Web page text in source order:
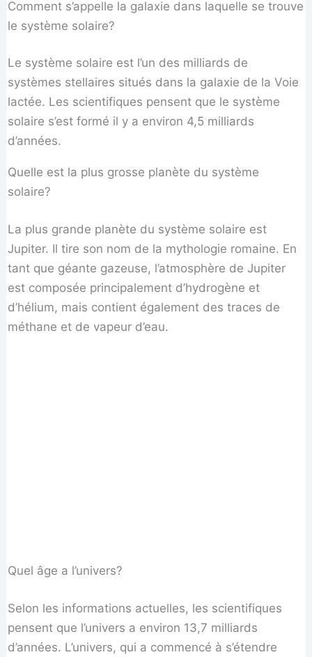
Comment s’appelle la galaxie dans laquelle se trouve
le système solaire?
Le système solaire est l’un des milliards de
systèmes stellaires situés dans la galaxie de la Voie
lactée. Les scientifiques pensent que le système
solaire s’est formé il y a environ 4,5 milliards
d’années.
Quelle est la plus grosse planète du système
solaire?
La plus grande planète du système solaire est
Jupiter. Il tire son nom de la mythologie romaine. En
tant que géante gazeuse, l’atmosphère de Jupiter
est composée principalement d’hydrogène et
d’hélium, mais contient également des traces de
méthane et de vapeur d’eau.
Quel âge a l’univers?
Selon les informations actuelles, les scientifiques
pensent que l’univers a environ 13,7 milliards
d’années. L’univers, qui a commencé à s’étendre